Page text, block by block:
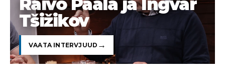
Tšižikov
VAATA INTERVJUUD